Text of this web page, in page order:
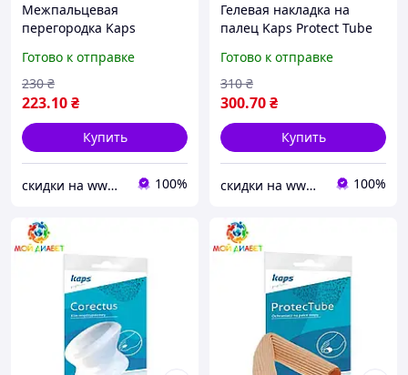
Межпальцевая
перегородка Kaps
Готово к отправке
223.10₴
230 ₴
Купить
скидки на www.toptest-poloska.com.ua 100%
Гелевая накладка на
палец Kaps Protect Tube
Готово к отправке
300.70₴
310 ₴
Купить
скидки на www.toptest-poloska.com.ua 100%